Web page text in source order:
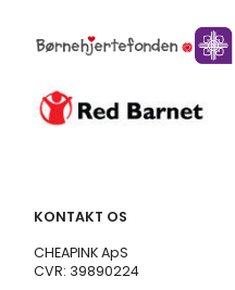
KONTAKT OS
CHEAPINK ApS
CVR: 39890224